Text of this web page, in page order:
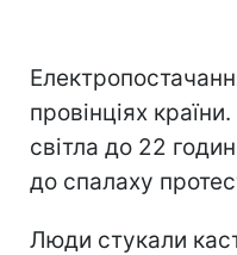
провінціях
світла до 22
до спалаху
Люди стукали